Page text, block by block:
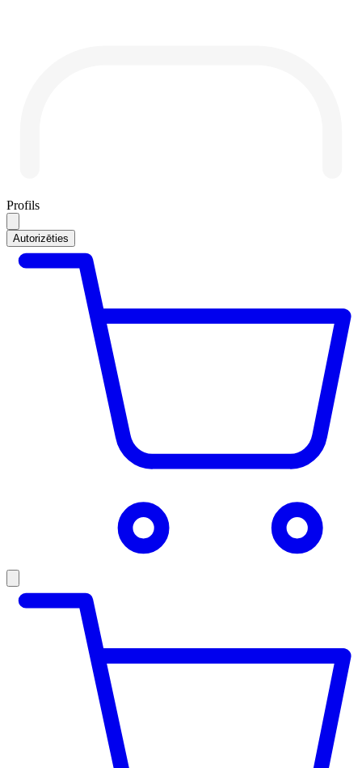
Profils
Autorizēties